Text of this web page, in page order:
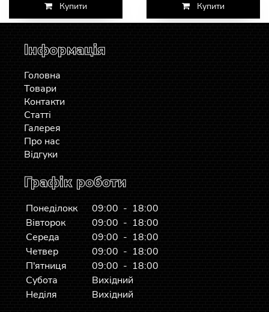
Купити Купити
Інформація
Головна
Товари
Контакти
Статті
Галерея
Про нас
Відгуки
Графік роботи
Понеділокк
09:00 - 18:00
Вівторок
09:00 - 18:00
Середа
09:00 - 18:00
Четвер
09:00 - 18:00
П'ятниця
09:00 - 18:00
Субота
Вихідний
Неділя
Вихідний